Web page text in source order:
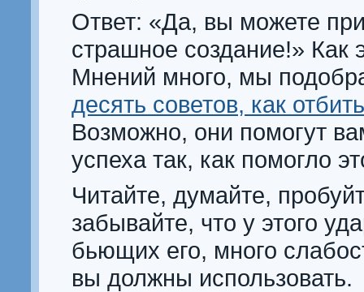
Ответ: «Да, вы можете
страшное создание!» Как
Мнений много, мы
десять советов, как
Возможно, они помогут
успеха так, как помогло
Читайте, думайте,
забывайте, что у этого
бьющих его, много
вы должны использовать.